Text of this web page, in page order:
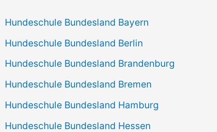
Hundeschule Bundesland Bayern
Hundeschule Bundesland Berlin
Hundeschule Bundesland Brandenburg
Hundeschule Bundesland Bremen
Hundeschule Bundesland Hamburg
Hundeschule Bundesland Hessen